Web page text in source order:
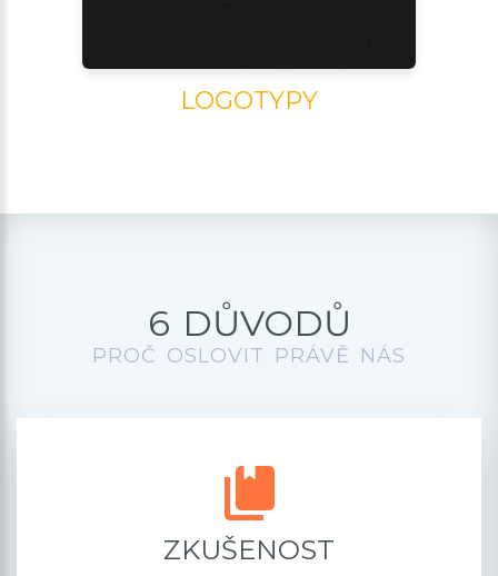
LOGOTYPY
6 DŮVODŮ
PROČ OSLOVIT PRÁVĚ NÁS
ZKUŠENOST